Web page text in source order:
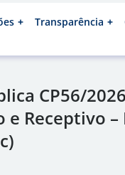
Transparência
CP56/
Receptivo